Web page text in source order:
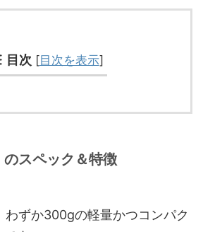
目次 [目次を表示]
のスペック＆特徴
わずか300gの軽量かつコンパク